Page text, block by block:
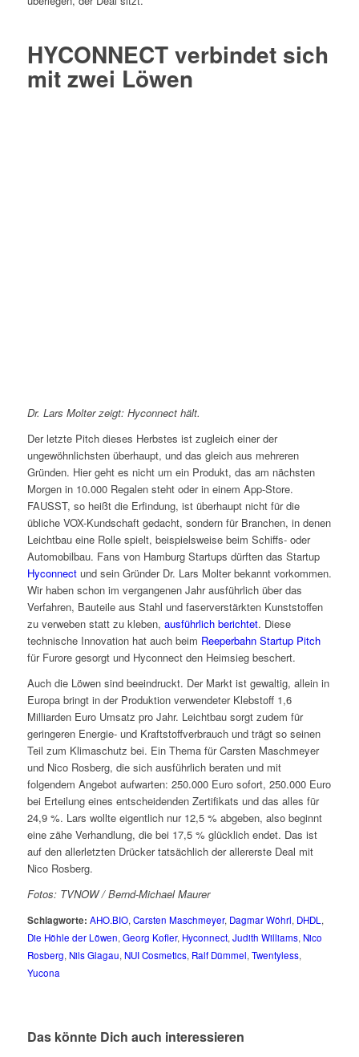
HYCONNECT verbindet sich
mit zwei Löwen
Dr. Lars Molter zeigt: Hyconnect hält.
Der letzte Pitch dieses Herbstes ist zugleich einer der
ungewöhnlichsten überhaupt, und das gleich aus mehreren
Gründen. Hier geht es nicht um ein Produkt, das am nächsten
Morgen in 10.000 Regalen steht oder in einem App-Store.
FAUSST, so heißt die Erfindung, ist überhaupt nicht für die
übliche VOX-Kundschaft gedacht, sondern für Branchen, in denen
Leichtbau eine Rolle spielt, beispielsweise beim Schiffs- oder
Automobilbau. Fans von Hamburg Startups dürften das Startup
Hyconnectund sein Gründer Dr. Lars Molter bekannt vorkommen.
Wir haben schon im vergangenen Jahr ausführlich über das
Verfahren, Bauteile aus Stahl und faserverstärkten Kunststoffen
zu verweben statt zu kleben, ausführlich berichtet. Diese
technische Innovation hat auch beim Reeperbahn Startup Pitch
für Furore gesorgt und Hyconnect den Heimsieg beschert.
Auch die Löwen sind beeindruckt. Der Markt ist gewaltig, allein in
Europa bringt in der Produktion verwendeter Klebstoff 1,6
Milliarden Euro Umsatz pro Jahr. Leichtbau sorgt zudem für
geringeren Energie- und Kraftstoffverbrauch und trägt so seinen
Teil zum Klimaschutz bei. Ein Thema für Carsten Maschmeyer
und Nico Rosberg, die sich ausführlich beraten und mit
folgendem Angebot aufwarten: 250.000 Euro sofort, 250.000 Euro
bei Erteilung eines entscheidenden Zertifikats und das alles für
24,9 %. Lars wollte eigentlich nur 12,5 % abgeben, also beginnt
eine zähe Verhandlung, die bei 17,5 % glücklich endet. Das ist
auf den allerletzten Drücker tatsächlich der allererste Deal mit
Nico Rosberg.
Fotos: TVNOW / Bernd-Michael Maurer
Schlagworte: AHO.BIO,Carsten Maschmeyer, Dagmar Wöhrl, DHDL,
Die Höhle der Löwen,Georg Kofler, Hyconnect,Judith Williams,Nico
Rosberg,Nils Glagau,NUI Cosmetics, Ralf Dümmel,Twentyless,
Yucona
Das könnte Dich auch interessieren